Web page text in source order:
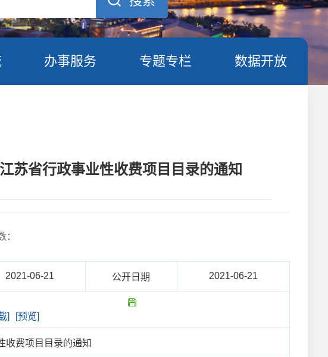
办事服务 专题专栏 数据开放
苏省行政事业性收费项目目录的通知
：
2021-06-21 公开日期 2021-06-21
] [预览]
收费项目目录的通知